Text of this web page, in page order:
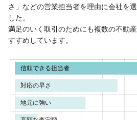
さ」などの営業担当者を理由に会社を
した。
満足のいく取引のためにも複数の不動
すすめしています。